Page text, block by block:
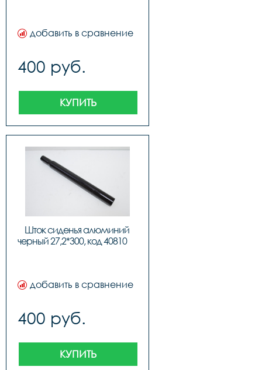
добавить в сравнение
400 руб.
КУПИТЬ
Шток сиденья алюминий
добавить в сравнение
400 руб.
КУПИТЬ